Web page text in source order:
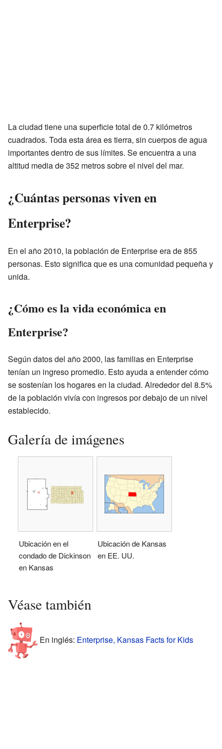
La ciudad tiene una superficie total de 0.7 kilómetros
cuadrados. Toda esta área es tierra, sin cuerpos de agua
importantes dentro de sus límites. Se encuentra a una
altitud media de 352 metros sobre el nivel del mar.
¿Cuántas personas viven en
Enterprise?
En el año 2010, la población de Enterprise era de 855
personas. Esto significa que es una comunidad pequeña y
unida.
¿Cómo es la vida económica en
Enterprise?
Según datos del año 2000, las familias en Enterprise
tenían un ingreso promedio. Esto ayuda a entender cómo
se sostenían los hogares en la ciudad. Alrededor del 8.5%
de la población vivía con ingresos por debajo de un nivel
establecido.
Galería de imágenes
Ubicación en el
condado de Dickinson
en Kansas
Ubicación de Kansas
en EE. UU.
Véase también
En inglés: Enterprise, Kansas Facts for Kids